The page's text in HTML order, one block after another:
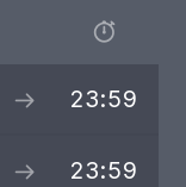
23:59
23:59